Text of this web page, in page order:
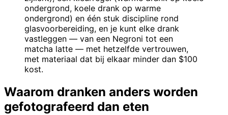
ondergrond, koele drank op warme
ondergrond) en één stuk discipline rond
glasvoorbereiding, en je kunt elke drank
vastleggen — van een Negroni tot een
matcha latte — met hetzelfde vertrouwen,
met materiaal dat bij elkaar minder dan $100
kost.
Waarom dranken anders worden
gefotografeerd dan eten